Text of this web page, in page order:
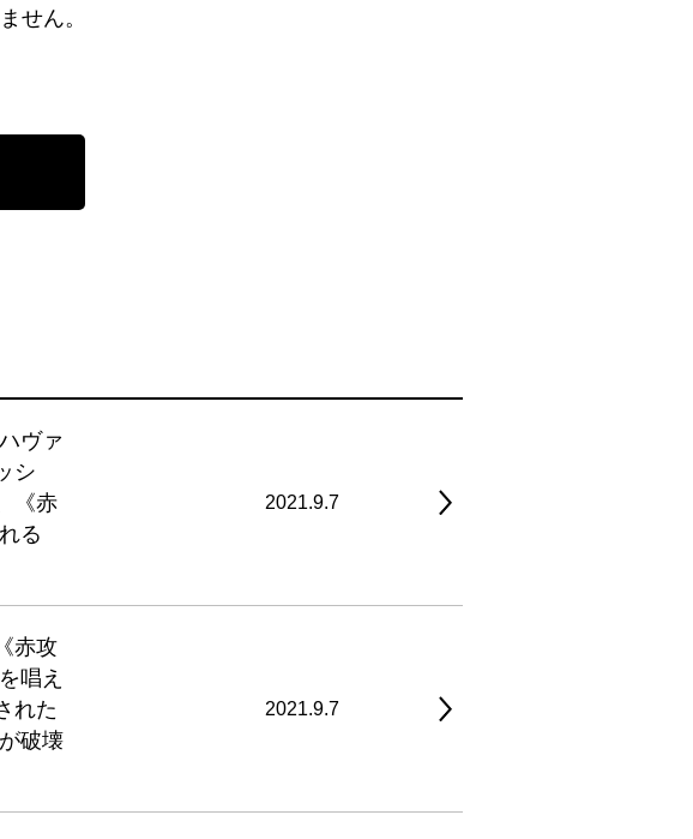
せん。
ヴァ
シ
《赤
る
2021.9.7
赤攻
唱え
れた
破壊
2021.9.7